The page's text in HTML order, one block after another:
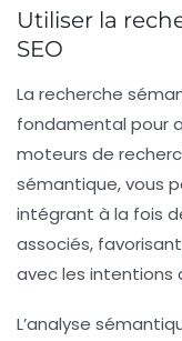
Utiliser la
SEO
La recherche
fondamental pour
moteurs de
sémantique, vous
intégrant à la fois
associés,
avec les intentions
L’analyse